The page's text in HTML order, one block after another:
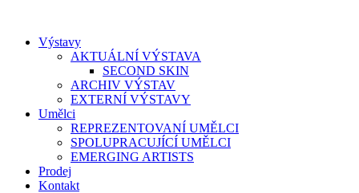
Výstavy
AKTUÁLNÍ VÝSTAVA
SECOND SKIN
ARCHIV VÝSTAV
EXTERNÍ VÝSTAVY
Umělci
REPREZENTOVANÍ UMĚLCI
SPOLUPRACUJÍCÍ UMĚLCI
EMERGING ARTISTS
Prodej
Kontakt